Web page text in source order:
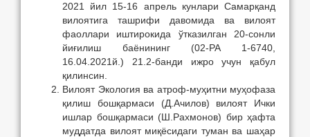
2021 йил 15-16 апрель кунлари Самарқанд
вилоятига ташрифи давомида ва вилоят
фаоллари иштирокида ўтказилган 20-сонли
йиғилиш баёнининг (02-PA 1-6740,
16.04.2021й.) 21.2-банди ижро учун қабул
қилинсин.
Вилоят Экология ва атроф-муҳитни муҳофаза
қилиш бошқармаси (Д.Ачилов) вилоят Ички
ишлар бошқармаси (Ш.Рахмонов) бир ҳафта
муддатда вилоят миқёсидаги туман ва шаҳар